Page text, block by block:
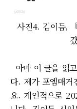
사진4. 김이듬,
아마 이 글을 읽
다. 제가 포엠매거
요. 개인적으로